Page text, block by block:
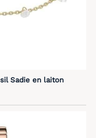
Sadie en laiton